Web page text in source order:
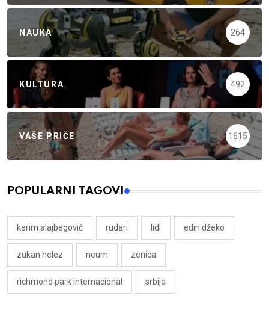
NAUKA 264
KULTURA 492
VAŠE PRIČE 1615
POPULARNI TAGOVI
kerim alajbegović rudari lidl edin džeko
zukan helez neum zenica
richmond park internacional srbija